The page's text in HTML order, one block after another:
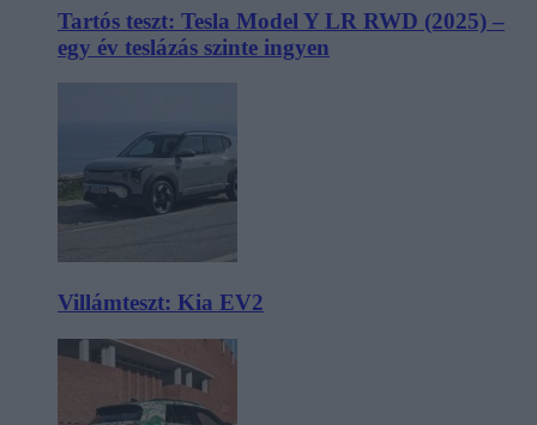
Tartós teszt: Tesla Model Y LR RWD (2025) –
egy év teslázás szinte ingyen
Villámteszt: Kia EV2